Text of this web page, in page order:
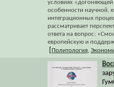
условиях
особенности научной,
интеграционных
рассматривает
ответа на вопрос:
европейскую и
Политология,